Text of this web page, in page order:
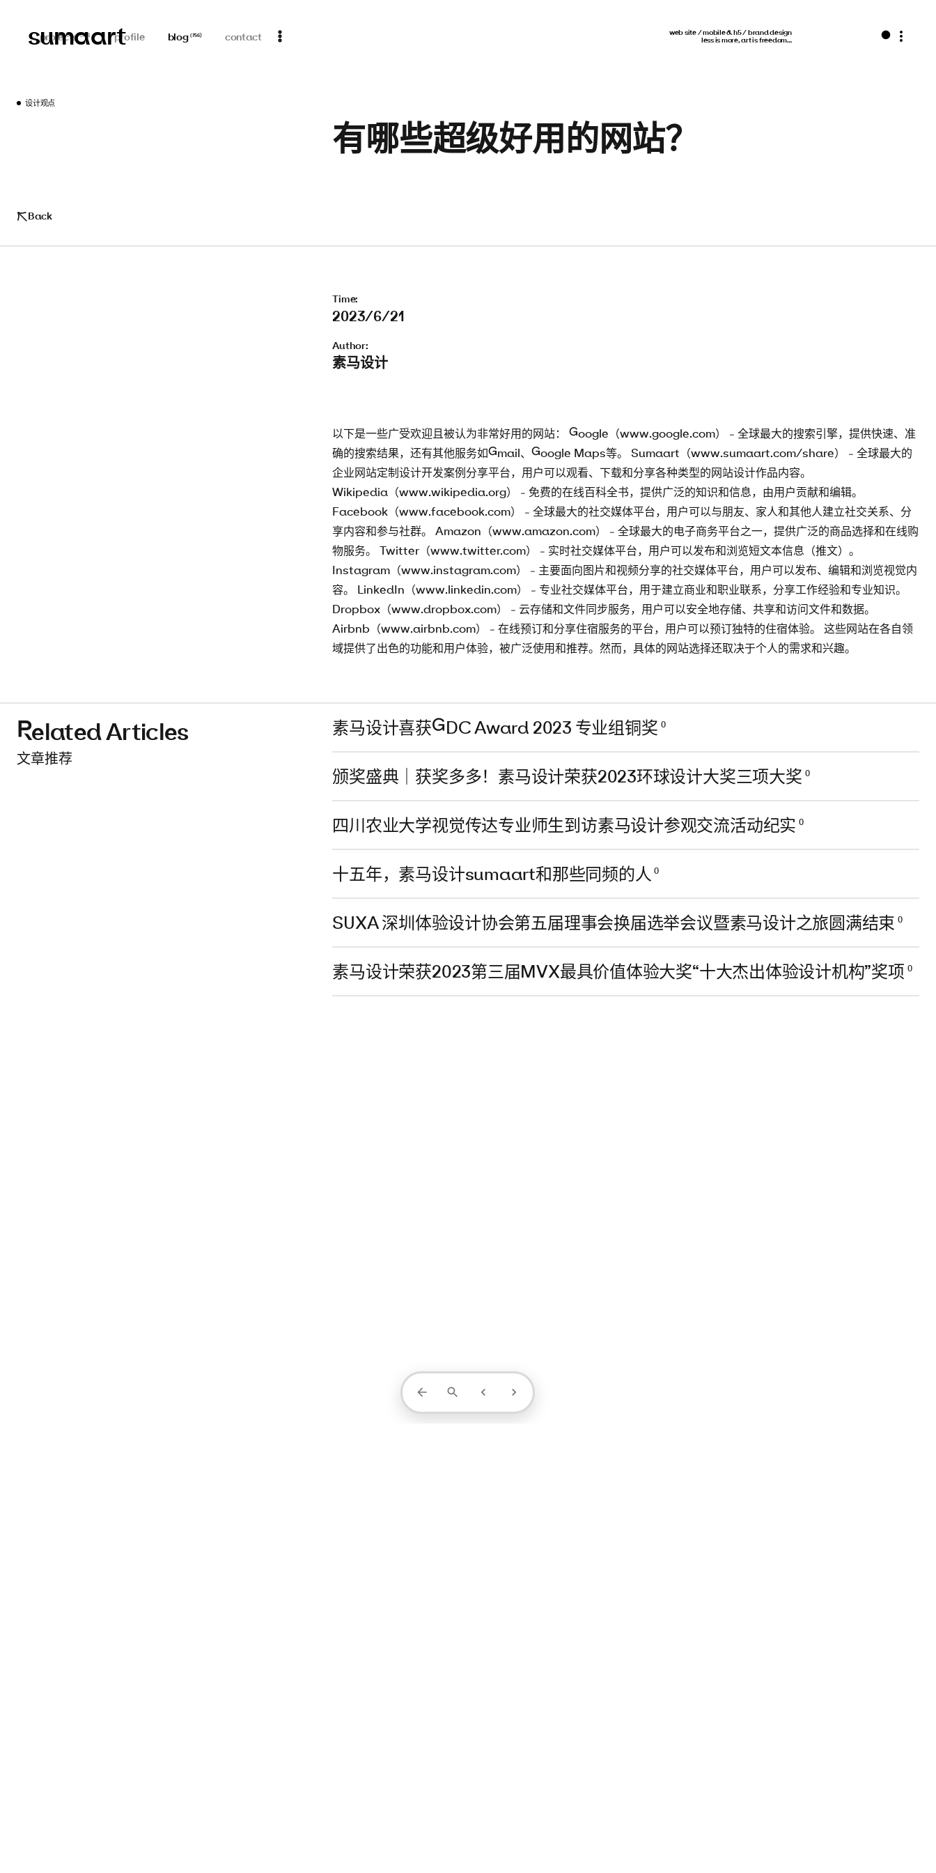
sumaart
projects (313) profile blog (756) contact
web site / mobile & h5 / brand design
less is more, art is freedom…
设计观点
Back
有哪些超级好用的网站？
Time:
2023/6/21
Author:
素马设计
以下是一些广受欢迎且被认为非常好用的网站： Google（www.google.com） - 全球最大的搜索引擎，提供快速、准
确的搜索结果，还有其他服务如Gmail、Google Maps等。 Sumaart（www.sumaart.com/share） - 全球最大的
企业网站定制设计开发案例分享平台，用户可以观看、下载和分享各种类型的网站设计作品内容。
Wikipedia（www.wikipedia.org） - 免费的在线百科全书，提供广泛的知识和信息，由用户贡献和编辑。
Facebook（www.facebook.com） - 全球最大的社交媒体平台，用户可以与朋友、家人和其他人建立社交关系、分
享内容和参与社群。 Amazon（www.amazon.com） - 全球最大的电子商务平台之一，提供广泛的商品选择和在线购
物服务。 Twitter（www.twitter.com） - 实时社交媒体平台，用户可以发布和浏览短文本信息（推文）。
Instagram（www.instagram.com） - 主要面向图片和视频分享的社交媒体平台，用户可以发布、编辑和浏览视觉内
容。 LinkedIn（www.linkedin.com） - 专业社交媒体平台，用于建立商业和职业联系，分享工作经验和专业知识。
Dropbox（www.dropbox.com） - 云存储和文件同步服务，用户可以安全地存储、共享和访问文件和数据。
Airbnb（www.airbnb.com） - 在线预订和分享住宿服务的平台，用户可以预订独特的住宿体验。 这些网站在各自领
域提供了出色的功能和用户体验，被广泛使用和推荐。然而，具体的网站选择还取决于个人的需求和兴趣。
Related Articles
文章推荐
素马设计喜获GDC Award 2023 专业组铜奖 0
颁奖盛典｜获奖多多！素马设计荣获2023环球设计大奖三项大奖 0
四川农业大学视觉传达专业师生到访素马设计参观交流活动纪实 0
十五年，素马设计sumaart和那些同频的人 0
SUXA 深圳体验设计协会第五届理事会换届选举会议暨素马设计之旅圆满结束 0
素马设计荣获2023第三届MVX最具价值体验大奖“十大杰出体验设计机构”奖项 0